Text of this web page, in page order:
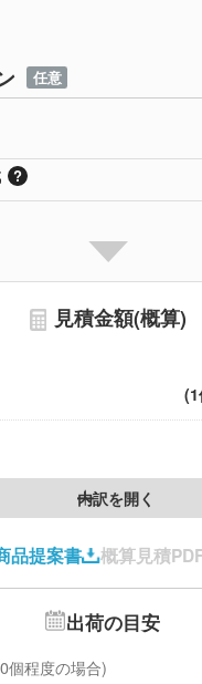
任意
見積金額(概算)
海道・沖縄・離島 別途
内訳を開く
品提案書 概算見積
出荷の目安
個程度の場合)